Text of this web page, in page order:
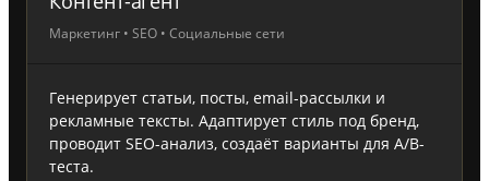
Маркетинг • SEO • Социальные сети
Генерирует статьи, посты, email-рассылки и
рекламные тексты. Адаптирует стиль под бренд,
проводит SEO-анализ, создаёт варианты для A/B-
теста.